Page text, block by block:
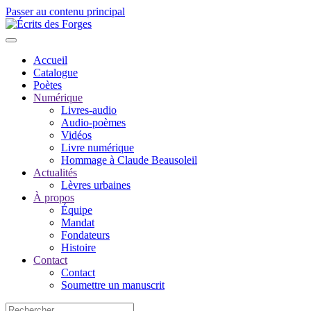
Passer au contenu principal
Accueil
Catalogue
Poètes
Numérique
Livres-audio
Audio-poèmes
Vidéos
Livre numérique
Hommage à Claude Beausoleil
Actualités
Lèvres urbaines
À propos
Équipe
Mandat
Fondateurs
Histoire
Contact
Contact
Soumettre un manuscrit